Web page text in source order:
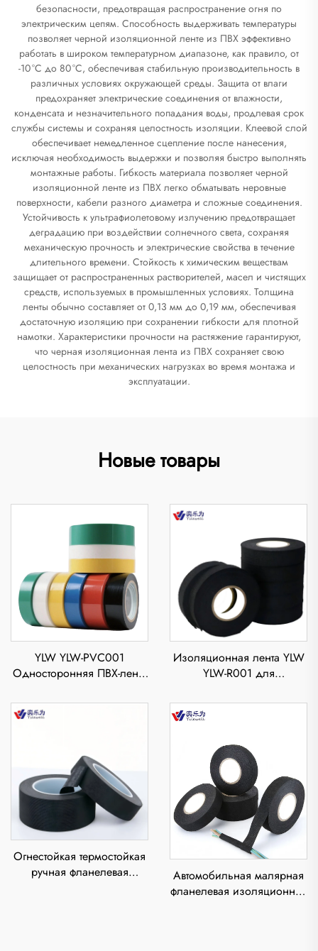
безопасности, предотвращая распространение огня по
электрическим цепям. Способность выдерживать температуры
позволяет черной изоляционной ленте из ПВХ эффективно
работать в широком температурном диапазоне, как правило, от
-10 °С до 80 °С, обеспечивая стабильную производительность в
различных условиях окружающей среды. Защита от влаги
предохраняет электрические соединения от влажности,
конденсата и незначительного попадания воды, продлевая срок
службы системы и сохраняя целостность изоляции. Клеевой слой
обеспечивает немедленное сцепление после нанесения,
исключая необходимость выдержки и позволяя быстро выполнять
монтажные работы. Гибкость материала позволяет черной
изоляционной ленте из ПВХ легко обматывать неровные
поверхности, кабели разного диаметра и сложные соединения.
Устойчивость к ультрафиолетовому излучению предотвращает
деградацию при воздействии солнечного света, сохраняя
механическую прочность и электрические свойства в течение
длительного времени. Стойкость к химическим веществам
защищает от распространенных растворителей, масел и чистящих
средств, используемых в промышленных условиях. Толщина
ленты обычно составляет от 0,13 мм до 0,19 мм, обеспечивая
достаточную изоляцию при сохранении гибкости для плотной
намотки. Характеристики прочности на растяжение гарантируют,
что черная изоляционная лента из ПВХ сохраняет свою
целостность при механических нагрузках во время монтажа и
эксплуатации.
Новые товары
YLW YLW-PVC001
Односторонняя ПВХ-лента
водонепроницаемая,
термостойкая, толщиной
высокого напряжения для
Изоляционная лента YLW
YLW-R001 для
толщиной 0,3 мм, длина в
цикле 15 м, термостойкая,
Огнестойкая термостойкая
ручная фланелевая
Автомобильная малярная
фланелевая изоляционная